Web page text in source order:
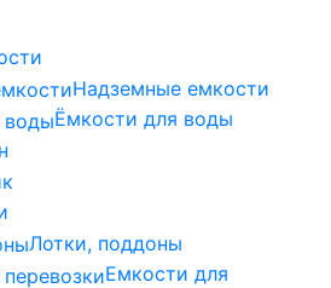
Надземные емкости
Ёмкости для воды
Лотки, поддоны
Емкости для